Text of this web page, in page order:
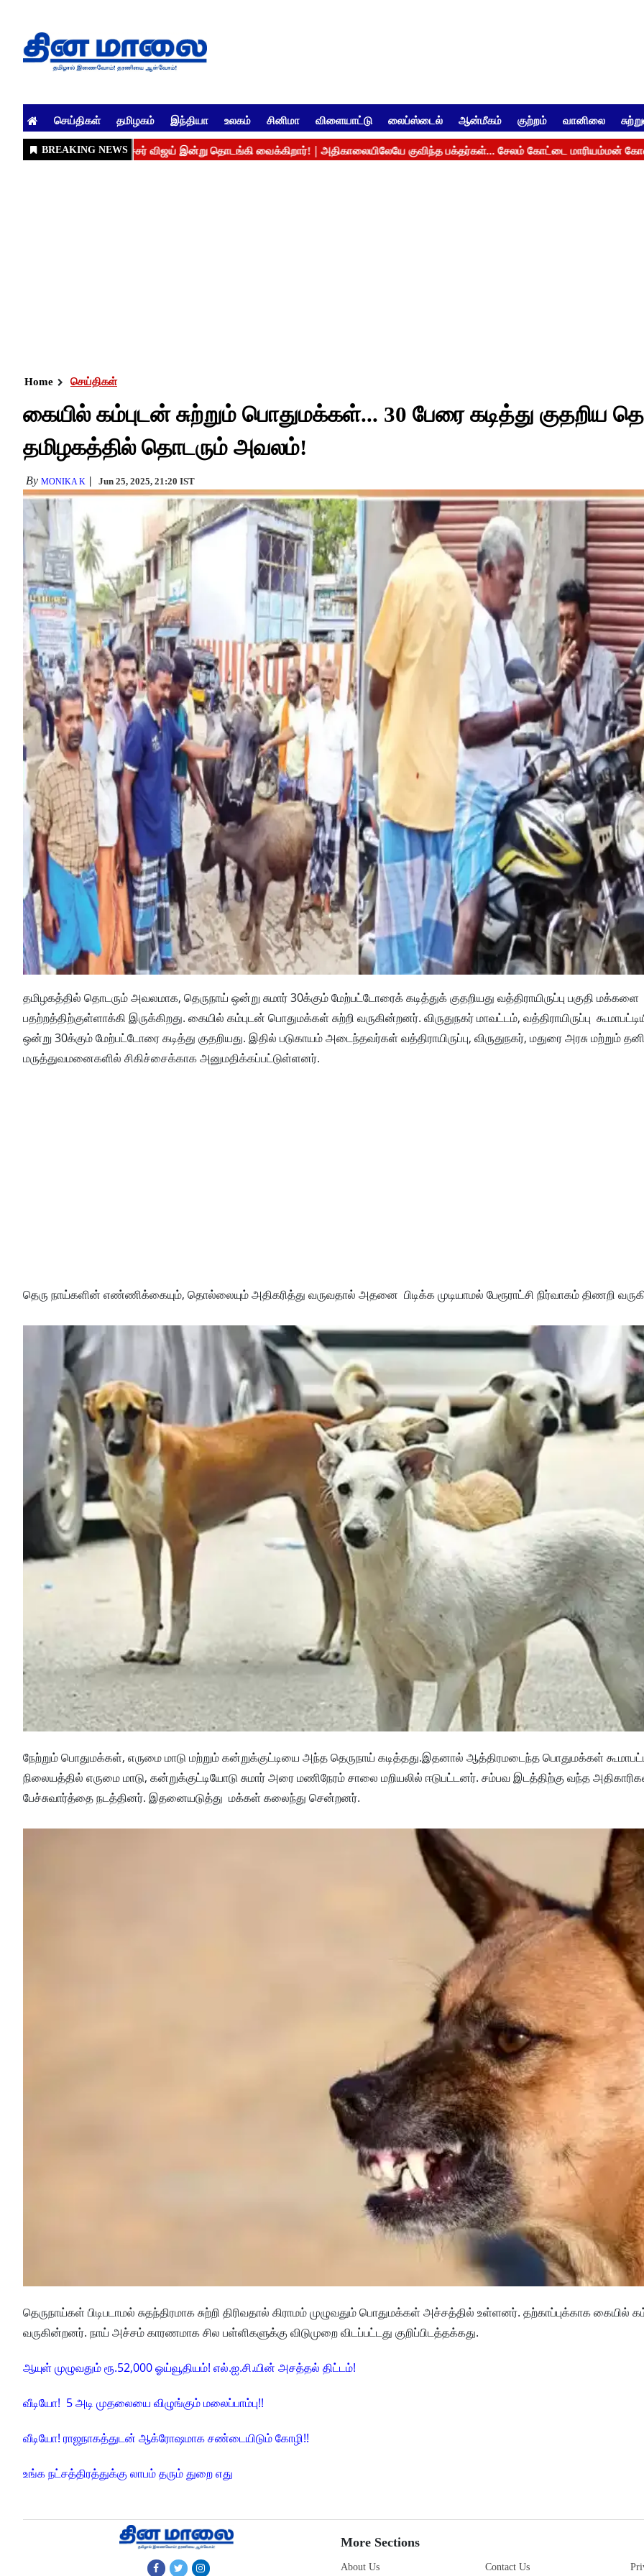
செய்திகள் தமிழகம் இந்தியா உலகம் சினிமா விளையாட்டு லைப்ஸ்டைல் ஆன்மீகம் குற்றம் வானிலை
Home செய்திகள்
கையில் கம்புடன் சுற்றும் பொதுமக்கள்... 30 பேரை கடித்து குதறிய
தமிழகத்தில் தொடரும் அவலம்!
By MONIKA K Jun 25, 2025, 21:20 IST
தமிழகத்தில் தொடரும் அவலமாக, தெருநாய் ஒன்று சுமார் 30க்கும் மேற்பட்டோரைக் கடித்துக் குதறியது வத்திராயிருப்பு பகுதி மக்களை
பதற்றத்திற்குள்ளாக்கி இருக்கிறது. கையில் கம்புடன் பொதுமக்கள் சுற்றி வருகின்றனர். விருதுநகர் மாவட்டம், வத்திராயிருப்பு
ஒன்று 30க்கும் மேற்பட்டோரை கடித்து குதறியது. இதில் படுகாயம் அடைந்தவர்கள் வத்திராயிருப்பு, விருதுநகர், மதுரை அரசு மற்றும்
மருத்துவமனைகளில் சிகிச்சைக்காக அனுமதிக்கப்பட்டுள்ளனர்.
தெரு நாய்களின் எண்ணிக்கையும், தொல்லையும் அதிகரித்து வருவதால் அதனை பிடிக்க முடியாமல் பேரூராட்சி நிர்வாகம் திணறி
நேற்றும் பொதுமக்கள், எருமை மாடு மற்றும் கன்றுக்குட்டியை அந்த தெருநாய் கடித்தது.இதனால் ஆத்திரமடைந்த பொதுமக்கள் கூமாபட்டி
நிலையத்தில் எருமை மாடு, கன்றுக்குட்டியோடு சுமார் அரை மணிநேரம் சாலை மறியலில் ஈடுபட்டனர். சம்பவ இடத்திற்கு வந்த
பேச்சுவார்த்தை நடத்தினர். இதனையடுத்து மக்கள் கலைந்து சென்றனர்.
தெருநாய்கள் பிடிபடாமல் சுதந்திரமாக சுற்றி திரிவதால் கிராமம் முழுவதும் பொதுமக்கள் அச்சத்தில் உள்ளனர். தற்காப்புக்காக கையில்
வருகின்றனர். நாய் அச்சம் காரணமாக சில பள்ளிகளுக்கு விடுமுறை விடப்பட்டது குறிப்பிடத்தக்கது.
ஆயுள் முழுவதும் ரூ.52,000 ஓய்வூதியம்! எல்.ஐ.சி.யின் அசத்தல் திட்டம்!
வீடியோ! 5 அடி முதலையை விழுங்கும் மலைப்பாம்பு!!
வீடியோ! ராஜநாகத்துடன் ஆக்ரோஷமாக சண்டையிடும் கோழி!!
உங்க நட்சத்திரத்துக்கு லாபம் தரும் துறை எது
More Sections
About Us Contact Us